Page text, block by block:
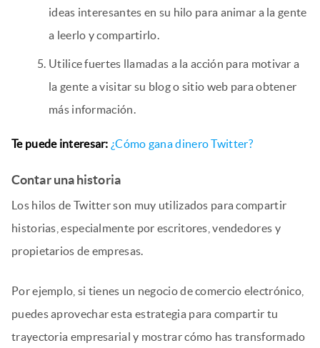
ideas interesantes en su hilo para animar a la gente
a leerlo y compartirlo.
Utilice fuertes llamadas a la acción para motivar a
la gente a visitar su blog o sitio web para obtener
más información.
Te puede interesar: ¿Cómo gana dinero Twitter?
Contar una historia
Los hilos de Twitter son muy utilizados para compartir
historias, especialmente por escritores, vendedores y
propietarios de empresas.
Por ejemplo, si tienes un negocio de comercio electrónico,
puedes aprovechar esta estrategia para compartir tu
trayectoria empresarial y mostrar cómo has transformado